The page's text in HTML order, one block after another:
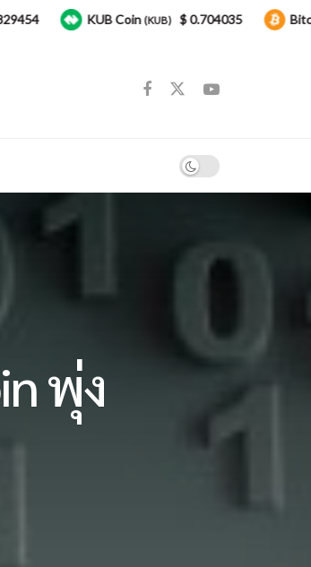
พุ่ง
KUB Coin(KUB) $ 0.704035 Bitcoin